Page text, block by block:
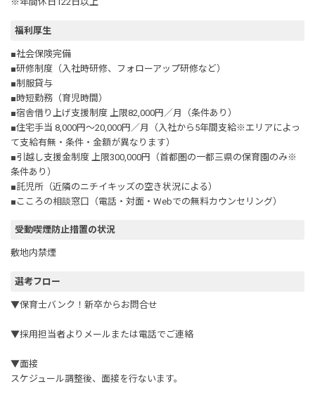
福利厚生
■社会保険完備
■研修制度（入社時研修、フォローアップ研修など）
■制服貸与
■時短勤務（育児時間）
■宿舎借り上げ支援制度 上限82,000円／月（条件あり）
■住宅手当 8,000円～20,000円／月（入社から5年間支給※エリアによっ
て支給有無・条件・金額が異なります）
■引越し支援金制度 上限300,000円（首都圏の一都三県の保育園のみ※
条件あり）
■託児所（近隣のニチイキッズの空き状況による）
■こころの相談窓口（電話・対面・Webでの無料カウンセリング）
受動喫煙防止措置の状況
敷地内禁煙
選考フロー
▼保育士バンク！新卒からお問合せ
▼採用担当者よりメールまたは電話でご連絡
▼面接
スケジュール調整後、面接を行ないます。